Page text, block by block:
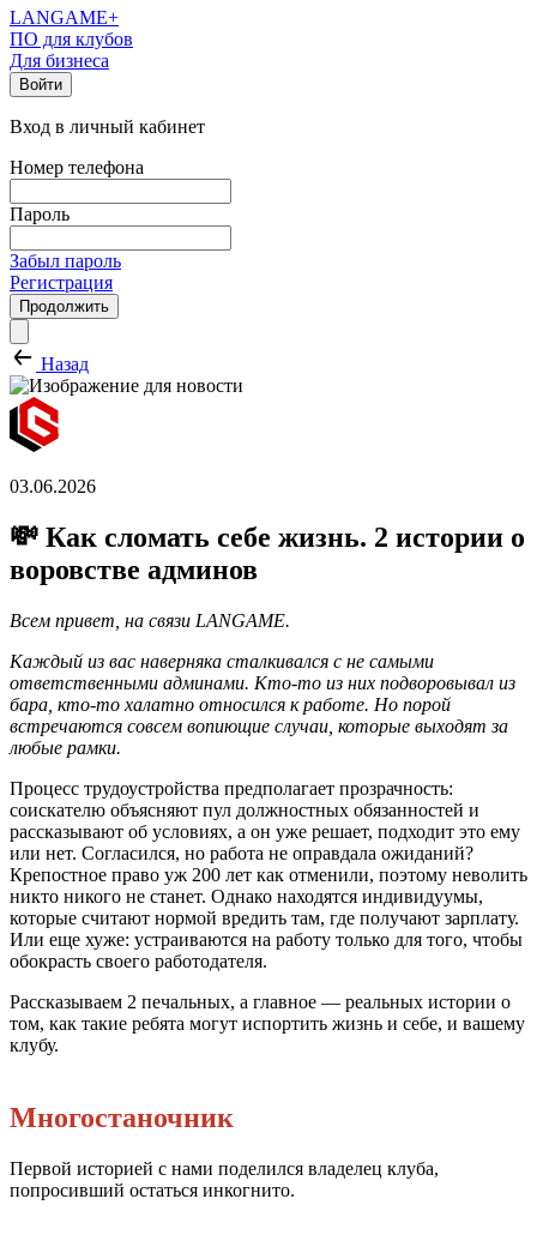
LANGAME+
ПО для клубов
Для бизнеса
Войти
Вход в личный кабинет
Номер телефона
Пароль
Забыл пароль
Регистрация
Продолжить
Назад
03.06.2026
💸 Как сломать себе жизнь. 2 истории о
воровстве админов
Всем привет, на связи LANGAME.
Каждый из вас наверняка сталкивался с не самыми
ответственными админами. Кто-то из них подворовывал из
бара, кто-то халатно относился к работе. Но порой
встречаются совсем вопиющие случаи, которые выходят за
любые рамки.
Процесс трудоустройства предполагает прозрачность:
соискателю объясняют пул должностных обязанностей и
рассказывают об условиях, а он уже решает, подходит это ему
или нет. Согласился, но работа не оправдала ожиданий?
Крепостное право уж 200 лет как отменили, поэтому неволить
никто никого не станет. Однако находятся индивидуумы,
которые считают нормой вредить там, где получают зарплату.
Или еще хуже: устраиваются на работу только для того, чтобы
обокрасть своего работодателя.
Рассказываем 2 печальных, а главное — реальных истории о
том, как такие ребята могут испортить жизнь и себе, и вашему
клубу.
Многостаночник
Первой историей с нами поделился владелец клуба,
попросивший остаться инкогнито.